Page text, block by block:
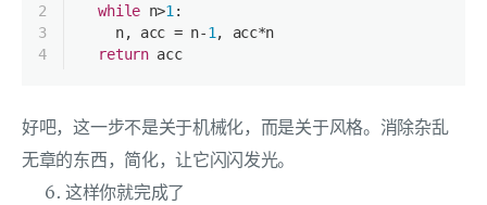
2
3
4
while n>1 :
    n, acc = n-
1 , acc*n
return acc
好吧，这一步不是关于机械化，而是关于风格。消除杂乱
无章的东西，简化，让它闪闪发光。
这样你就完成了